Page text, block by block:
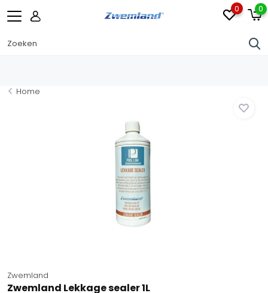
0 0
Home
Zwemland
Zwemland Lekkage sealer 1L